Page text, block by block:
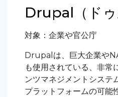
Drupal（ドゥ
対象：企業や官公庁
Drupalは、巨大企業や
も使用されている、非常
ンツマネジメントシステ
プラットフォームの可能